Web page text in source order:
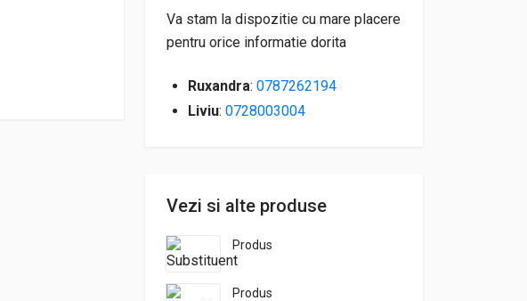
Va stam la dispozitie cu mare placere
pentru orice informatie dorita
Ruxandra: 0787262194
Liviu: 0728003004
Vezi si alte produse
Produs
Produs